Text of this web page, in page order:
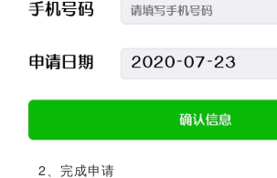
2、完成申请